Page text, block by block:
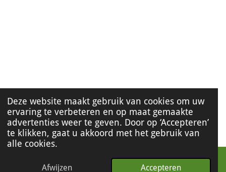
Deze website maakt gebruik van cookies om uw
ervaring te verbeteren en op maat gemaakte
advertenties weer te geven. Door op ‘Accepteren’
te klikken, gaat u akkoord met het gebruik van
alle cookies.
Afwijzen Accepteren